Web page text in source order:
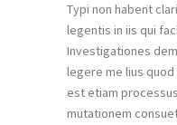
Typi non habent
legentis in iis qui
Investigationes
legere me lius
est etiam
mutationem